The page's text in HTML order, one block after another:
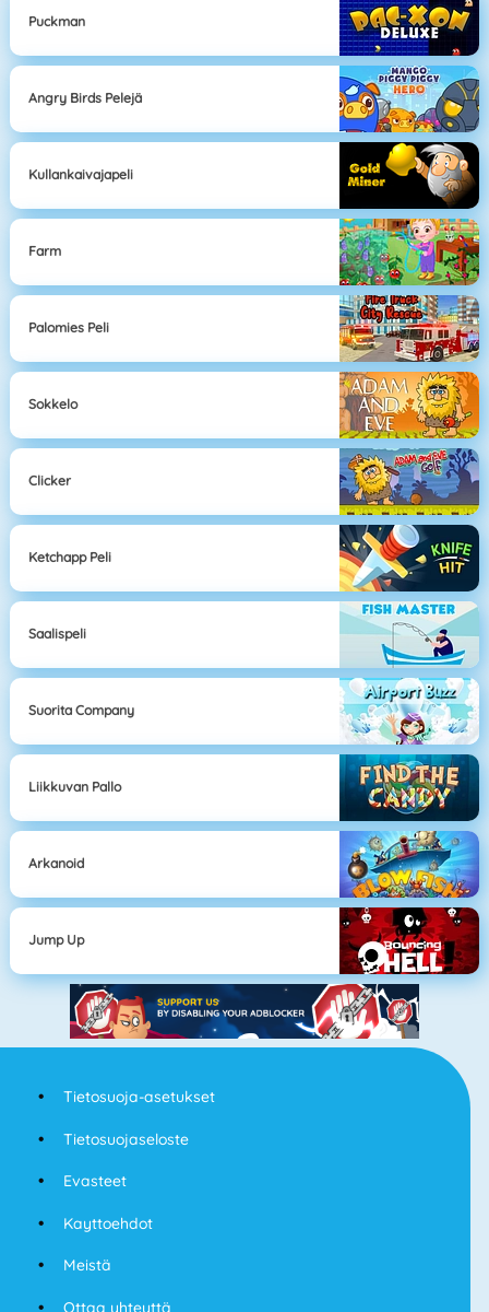
Puckman
Angry Birds Pelejä
Kullankaivajapeli
Farm
Palomies Peli
Sokkelo
Clicker
Ketchapp Peli
Saalispeli
Suorita Company
Liikkuvan Pallo
Arkanoid
Jump Up
Tietosuoja-asetukset
Tietosuojaseloste
Evasteet
Kayttoehdot
Meistä
Ottaa yhteyttä